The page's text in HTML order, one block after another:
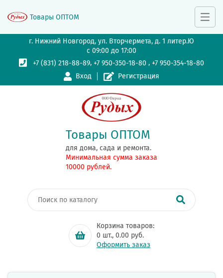
г. Нижний Новгород, ул. Вторчермета, д. 1 литер.Ю
с 09:00 до 17:00
+7 (831) 218-88-89,+7 950-350-18-80 ,+7 950-354-18-80
Вход
Регистрация
Товары ОПТОМ
для дома, сада и ремонта.
Минимальная сумма заказа
10000 рублей.
Корзина товаров:
0 шт., 0.00 руб.
Оформить заказ
Товары ОПТОМ